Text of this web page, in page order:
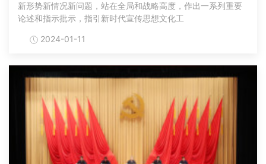
新形势新情况新问题，站在全局和战略高度，作出一系列重要
论述和指示批示，指引新时代宣传思想文化工
2024-01-11